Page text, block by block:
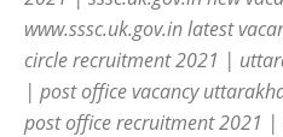
www.sssc.uk.gov.in latest
circle recruitment 2021 |
| post office vacancy
post office recruitment 2021 |